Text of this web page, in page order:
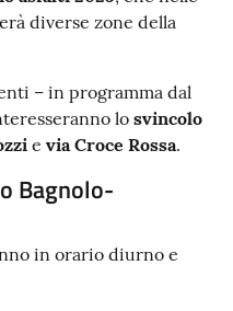
diverse zone della
– in programma dal
losvincolo
e via Croce Rossa.
Bagnolo-
in orario diurno e